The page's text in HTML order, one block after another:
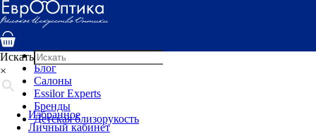
Услуги
Специалисты
Детская оптика
Блог
Салоны
Essilor Experts
Бренды
Детская близорукость
Искать
×
Избранное
Личный кабинет